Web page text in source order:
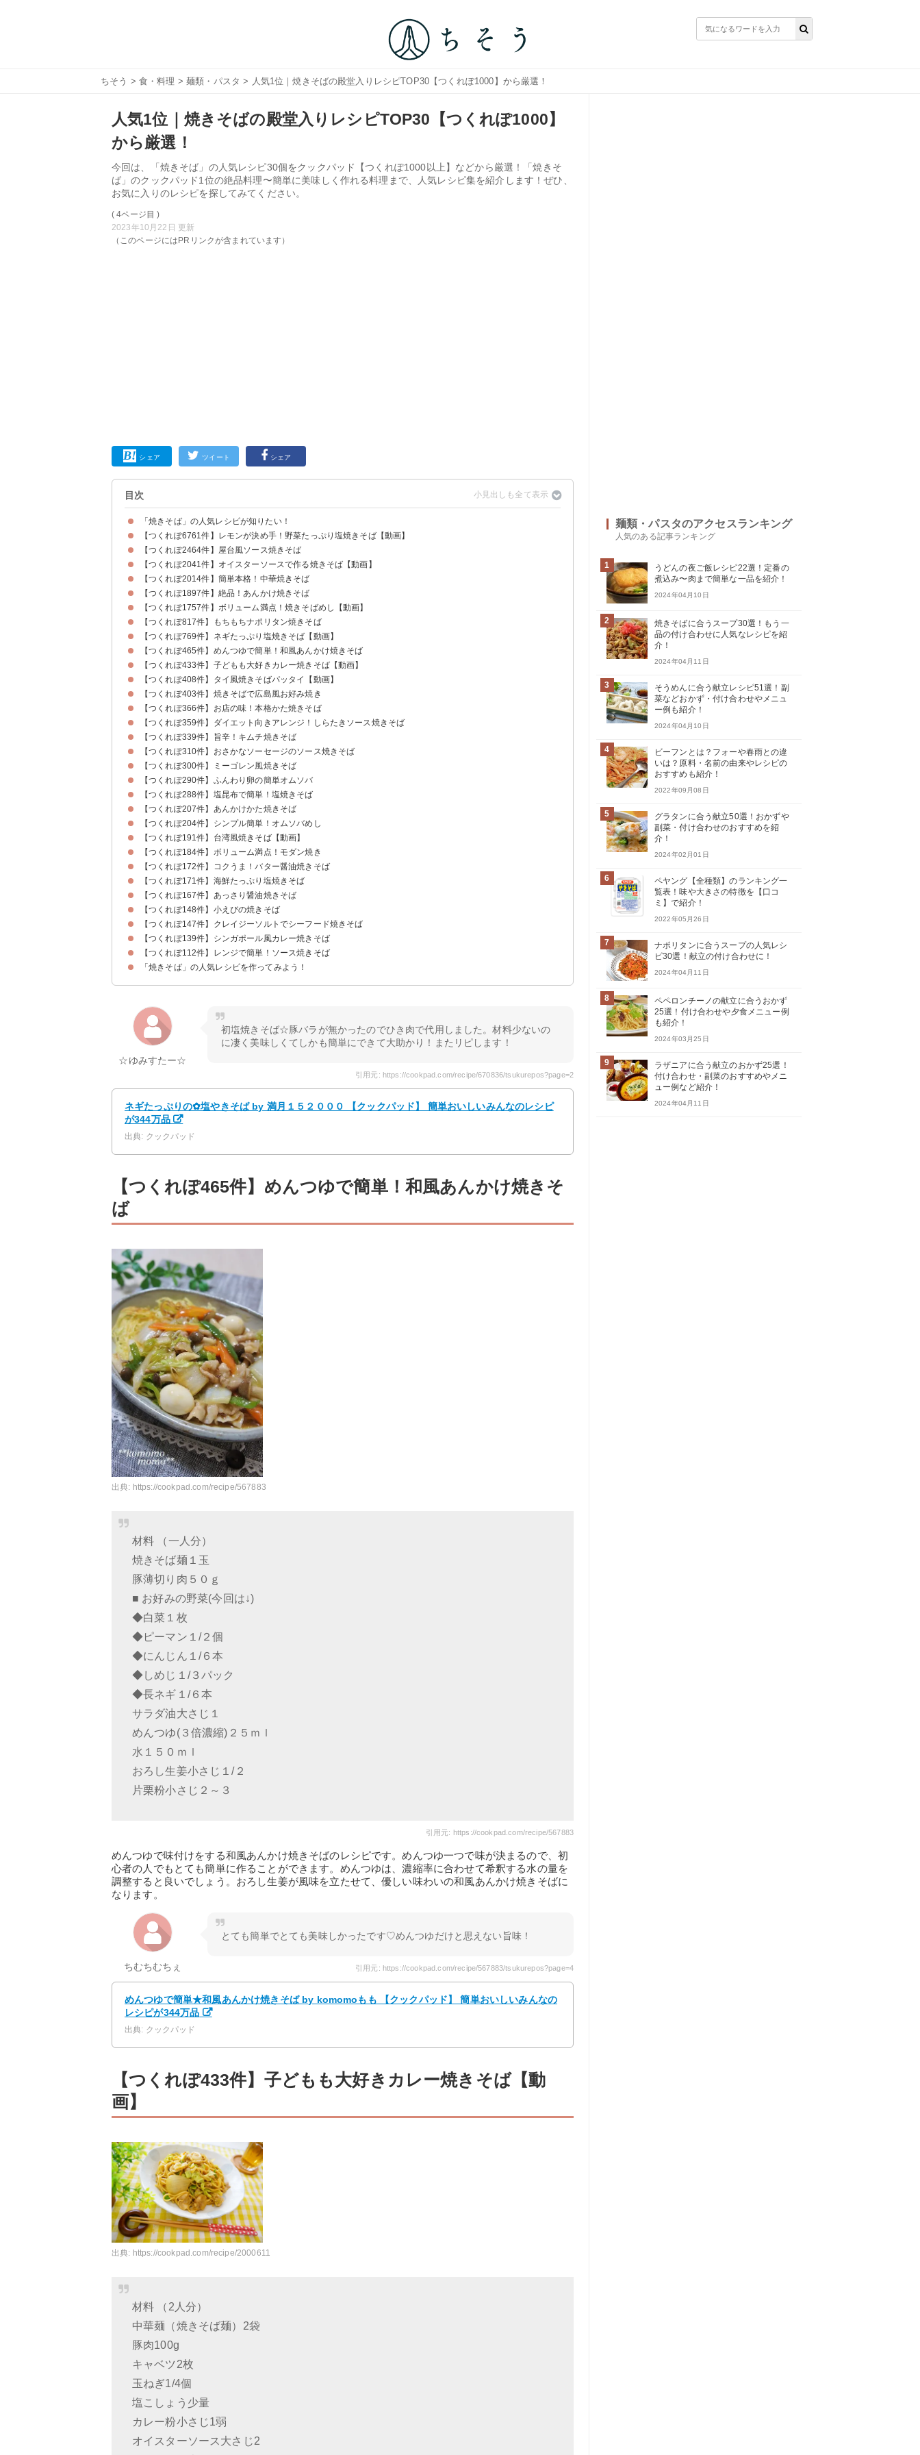
ちそう > 食・料理 >麺類・パスタ > 人気1位｜焼きそばの殿堂入りレシピTOP30【つくれぽ1000】から厳選！
人気1位｜焼きそばの殿堂入りレシピTOP30【つくれぽ1000】
から厳選！
今回は、「焼きそば」の人気レシピ30個をクックパッド【つくれぽ1000以上】などから厳選！「焼きそ
ば」のクックパッド1位の絶品料理〜簡単に美味しく作れる料理まで、人気レシピ集を紹介します！ぜひ、
お気に入りのレシピを探してみてください。
( 4ページ目 )
2023年10月22日 更新
（このページにはPRリンクが含まれています）
シェア ツイート シェア
目次
「焼きそば」の人気レシピが知りたい！
【つくれぽ6761件】レモンが決め手！野菜たっぷり塩焼きそば【動画】
【つくれぽ2464件】屋台風ソース焼きそば
【つくれぽ2041件】オイスターソースで作る焼きそば【動画】
【つくれぽ2014件】簡単本格！中華焼きそば
【つくれぽ1897件】絶品！あんかけ焼きそば
【つくれぽ1757件】ボリューム満点！焼きそばめし【動画】
【つくれぽ817件】もちもちナポリタン焼きそば
【つくれぽ769件】ネギたっぷり塩焼きそば【動画】
【つくれぽ465件】めんつゆで簡単！和風あんかけ焼きそば
【つくれぽ433件】子どもも大好きカレー焼きそば【動画】
【つくれぽ408件】タイ風焼きそばパッタイ【動画】
【つくれぽ403件】焼きそばで広島風お好み焼き
【つくれぽ366件】お店の味！本格かた焼きそば
【つくれぽ359件】ダイエット向きアレンジ！しらたきソース焼きそば
【つくれぽ339件】旨辛！キムチ焼きそば
【つくれぽ310件】おさかなソーセージのソース焼きそば
【つくれぽ300件】ミーゴレン風焼きそば
【つくれぽ290件】ふんわり卵の簡単オムソバ
【つくれぽ288件】塩昆布で簡単！塩焼きそば
【つくれぽ207件】あんかけかた焼きそば
【つくれぽ204件】シンプル簡単！オムソバめし
【つくれぽ191件】台湾風焼きそば【動画】
【つくれぽ184件】ボリューム満点！モダン焼き
【つくれぽ172件】コクうま！バター醤油焼きそば
【つくれぽ171件】海鮮たっぷり塩焼きそば
【つくれぽ167件】あっさり醤油焼きそば
【つくれぽ148件】小えびの焼きそば
【つくれぽ147件】クレイジーソルトでシーフード焼きそば
【つくれぽ139件】シンガポール風カレー焼きそば
【つくれぽ112件】レンジで簡単！ソース焼きそば
「焼きそば」の人気レシピを作ってみよう！
☆ゆみすたー☆
初塩焼きそば☆豚バラが無かったのでひき肉で代用しました。材料少ないの
に凄く美味しくてしかも簡単にできて大助かり！またリピします！
引用元: https://cookpad.com/recipe/670836/tsukurepos?page=2
ネギたっぷりの✿塩やきそば by 満月１５２０００ 【クックパッド】 簡単おいしいみんなのレシピ
が344万品
出典: クックパッド
【つくれぽ465件】めんつゆで簡単！和風あんかけ焼きそ
ば
出典: https://cookpad.com/recipe/567883
材料 （一人分）
焼きそば麺１玉
豚薄切り肉５０ｇ
■ お好みの野菜(今回は↓)
◆白菜１枚
◆ピーマン１/２個
◆にんじん１/６本
◆しめじ１/３パック
◆長ネギ１/６本
サラダ油大さじ１
めんつゆ(３倍濃縮)２５ｍｌ
水１５０ｍｌ
おろし生姜小さじ１/２
片栗粉小さじ２～３
引用元: https://cookpad.com/recipe/567883
めんつゆで味付けをする和風あんかけ焼きそばのレシピです。めんつゆ一つで味が決まるので、初
心者の人でもとても簡単に作ることができます。めんつゆは、濃縮率に合わせて希釈する水の量を
調整すると良いでしょう。おろし生姜が風味を立たせて、優しい味わいの和風あんかけ焼きそばに
なります。
ちむちむちぇ
とても簡単でとても美味しかったです♡めんつゆだけと思えない旨味！
引用元: https://cookpad.com/recipe/567883/tsukurepos?page=4
めんつゆで簡単★和風あんかけ焼きそば by komomoもも 【クックパッド】 簡単おいしいみんなの
レシピが344万品
出典: クックパッド
【つくれぽ433件】子どもも大好きカレー焼きそば【動
画】
出典: https://cookpad.com/recipe/2000611
材料 （2人分）
中華麺（焼きそば麺）2袋
豚肉100g
キャベツ2枚
玉ねぎ1/4個
塩こしょう少量
カレー粉小さじ1弱
オイスターソース大さじ2
麺類・パスタのアクセスランキング
人気のある記事ランキング
1
うどんの夜ご飯レシピ22選！定番の
煮込み〜肉まで簡単な一品を紹介！
2024年04月10日
2
焼きそばに合うスープ30選！もう一
品の付け合わせに人気なレシピを紹
介！
2024年04月11日
3
そうめんに合う献立レシピ51選！副
菜などおかず・付け合わせやメニュ
ー例も紹介！
2024年04月10日
4
ビーフンとは？フォーや春雨との違
いは？原料・名前の由来やレシピの
おすすめも紹介！
2022年09月08日
5
グラタンに合う献立50選！おかずや
副菜・付け合わせのおすすめを紹
介！
2024年02月01日
6
ペヤング【全種類】のランキング一
覧表！味や大きさの特徴を【口コ
ミ】で紹介！
2022年05月26日
7
ナポリタンに合うスープの人気レシ
ピ30選！献立の付け合わせに！
2024年04月11日
8
ペペロンチーノの献立に合うおかず
25選！付け合わせや夕食メニュー例
も紹介！
2024年03月25日
9
ラザニアに合う献立のおかず25選！
付け合わせ・副菜のおすすめやメニ
ュー例など紹介！
2024年04月11日